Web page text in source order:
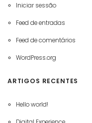
Iniciar sessão
Feed de entradas
Feed de comentários
WordPress.org
ARTIGOS RECENTES
Hello world!